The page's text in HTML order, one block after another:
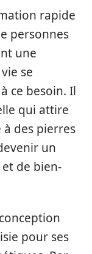
rapide
personnes
une
se
ce besoin. Il
qui attire
à des pierres
un
et de bien-
pour ses